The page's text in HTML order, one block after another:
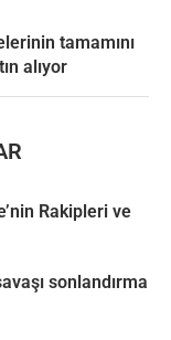
tamamını
alıyor
Rakipleri ve
sonlandırma